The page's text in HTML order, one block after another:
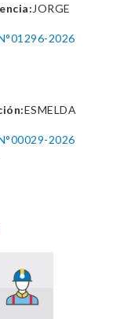
JORGE
2026
ESMELDA
2026